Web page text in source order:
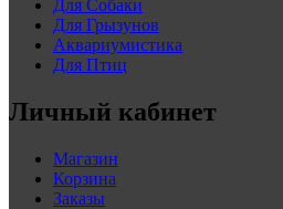
Для Собаки
Для Грызунов
Аквариумистика
Для Птиц
Личный кабинет
Магазин
Корзина
Заказы